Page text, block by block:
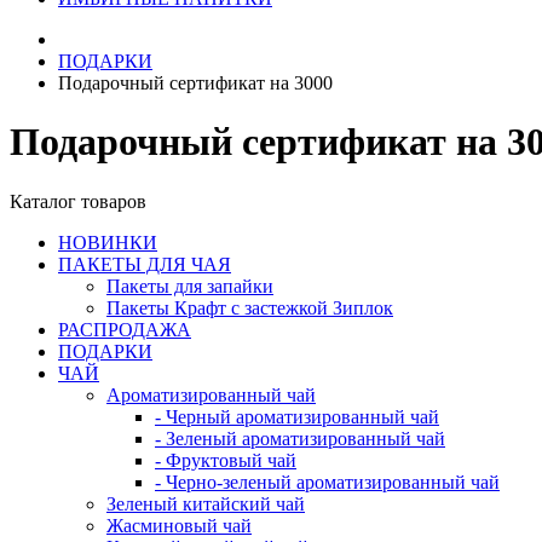
ПОДАРКИ
Подарочный сертификат на 3000
Подарочный сертификат на
Каталог товаров
НОВИНКИ
ПАКЕТЫ ДЛЯ ЧАЯ
Пакеты для запайки
Пакеты Крафт с застежкой Зиплок
РАСПРОДАЖА
ПОДАРКИ
ЧАЙ
Ароматизированный чай
- Черный ароматизированный чай
- Зеленый ароматизированный чай
- Фруктовый чай
- Черно-зеленый ароматизированный чай
Зеленый китайский чай
Жасминовый чай